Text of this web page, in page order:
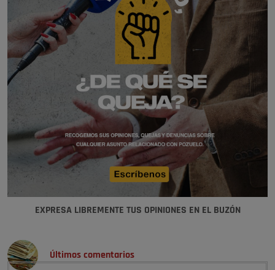
EXPRESA LIBREMENTE TUS OPINIONES EN EL BUZÓN
Últimos comentarios